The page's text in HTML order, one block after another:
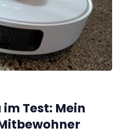
Test: Mein